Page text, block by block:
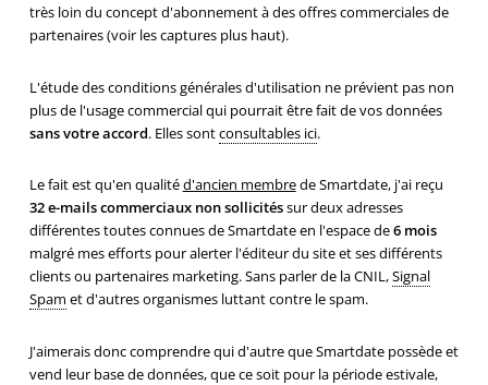
très loin du concept d'abonnement à des offres commerciales de
partenaires (voir les captures plus haut).
L'étude des conditions générales d'utilisation ne prévient pas non
plus de l'usage commercial qui pourrait être fait de vos données
sans votre accord. Elles sontconsultables ici.
Le fait est qu'en qualitéd'ancien membrede Smartdate, j'ai reçu
32 e-mails commerciaux non sollicitéssur deux adresses
différentes toutes connues de Smartdate en l'espace de6 mois
malgré mes efforts pour alerter l'éditeur du site et ses différents
clients ou partenaires marketing. Sans parler de la CNIL,Signal
Spam et d'autres organismes luttant contre le spam.
J'aimerais donc comprendre qui d'autre que Smartdate possède et
vend leur base de données, que ce soit pour la période estivale,